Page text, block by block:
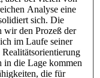
Analyse eine
sich. Die
wir den Prozeß der
im Laufe seiner
in die Lage kommen
die für